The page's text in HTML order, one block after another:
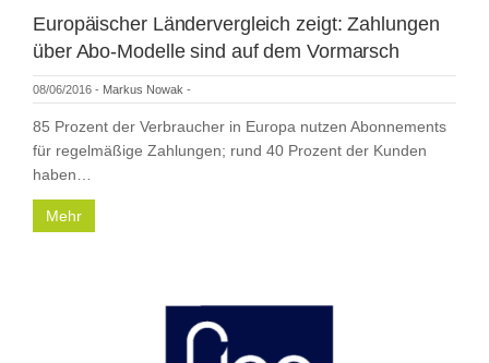
Europäischer Ländervergleich zeigt: Zahlungen
über Abo-Modelle sind auf dem Vormarsch
08/06/2016 - Markus Nowak -
85 Prozent der Verbraucher in Europa nutzen Abonnements
für regelmäßige Zahlungen; rund 40 Prozent der Kunden
haben…
Mehr